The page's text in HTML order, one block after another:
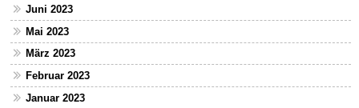
Juni 2023
Mai 2023
März 2023
Februar 2023
Januar 2023